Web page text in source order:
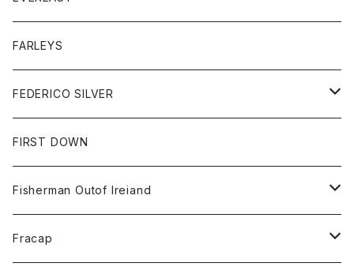
シャツ
セーター
ボトム
ショートパンツ
パンツ
レディース
コート
ジャケット
トップス
ジャケット
スエットシャツ
ボトム
スエットパンツ
グッズ
帽子
FARLEYS
FEDERICO SILVER
アクセサリー
FIRST DOWN
Fisherman Outof Ireiand
ニット
Fracap